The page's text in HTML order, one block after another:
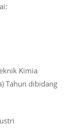
Kimia
Tahun dibidang